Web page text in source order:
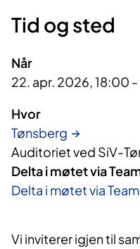
Tid og sted
Når
22. apr. 2026, 18:00
Hvor
Tønsberg
Auditoriet ved SiV-
Delta i møtet via
Delta i møtet via
Vi inviterer igjen til